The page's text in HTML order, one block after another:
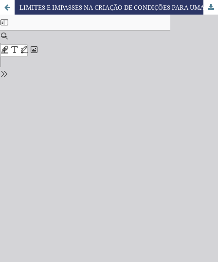
LIMITES E IMPASSES NA CRIAÇÃO DE CONDIÇÕES PARA UMA EDUCAÇÃO INCLUSIVA. “ATÉ DEMAIS ESTA ESCOLA ACOLHE!”